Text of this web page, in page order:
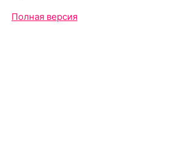
Полная версия